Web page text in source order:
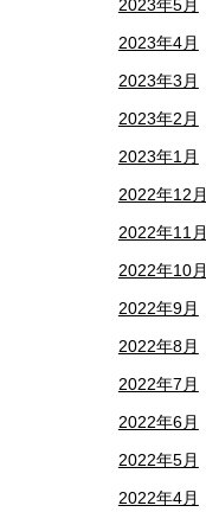
2023年5月
2023年4月
2023年3月
2023年2月
2023年1月
2022年12月
2022年11月
2022年10月
2022年9月
2022年8月
2022年7月
2022年6月
2022年5月
2022年4月